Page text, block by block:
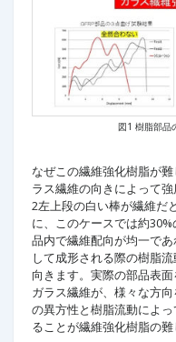
図1 樹脂部品
なぜこの繊維強化樹脂が
ラス繊維の向きによって
2左上段の白い棒が繊維だ
に、このケースでは約
品内で繊維配向が均一で
して成形される際の樹脂
向きます。実際の部品表
ガラス繊維が、様々な方
の異方性と樹脂流動によ
ることが繊維強化樹脂の難